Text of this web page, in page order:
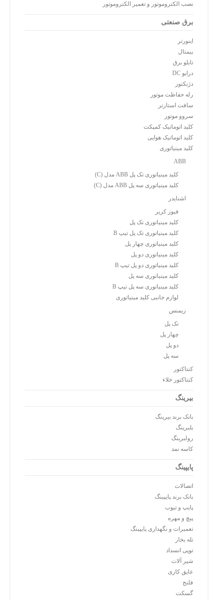
نصب الکتروموتور و تعمیر الکتروموتور
برق صنعتی
اینورتر
بیمتال
تابلو برق
درایو DC
دژنکتور
رله حفاظت موتور
سافت استارتر
سروو موتور
کلید اتوماتیک کمپکت
کلید اتوماتیک هوایی
کلید مینیاتوری
ABB
کلید مینیاتوری تک پل ABB مدل (C)
کلید مینیاتوری سه پل ABB مدل (C)
اشنایدر
فیوز کریر
کلید مینیاتوری تک پل
کلید مینیاتوری تک پل تیپ B
کلید مینیاتوری چهار پل
کلید مینیاتوری دو پل
کلید مینیاتوری دو پل تیپ B
کلید مینیاتوری سه پل
کلید مینیاتوری سه پل تیپ B
لوازم جانبی کلید مینیاتوری
زیمنس
تک پل
چهار پل
دو پل
سه پل
کنتاکتور
کنتاکتور خلاء
بیرینگ
بانک برند بیرینگ
بلبرینگ
رولبرینگ
کاسه نمد
پایپینگ
اتصالات
بانک برند پایپینگ
پایپ و تیوب
پیچ و مهره
تعمیرات و نگهداری پایپینگ
تله بخار
توپی انسداد
شیر آلات
عایق کاری
فلنج
گسکت